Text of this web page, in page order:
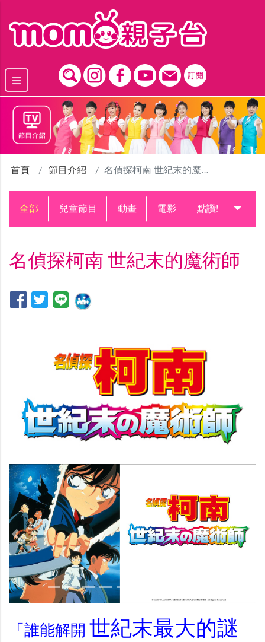
首頁 節目介紹 名偵探柯南 世紀末的魔術師
全部 兒童節目 動畫 電影 點讚!升級中
名偵探柯南 世紀末的魔術師
Previous
「誰能解開 世紀末最大的謎